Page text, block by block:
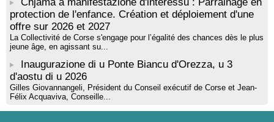
protection de l'enfance. Création et déploiement d'une
offre sur 2026 et 2027
La Collectivité de Corse s'engage pour l’égalité des chances dès le plus
jeune âge, en agissant su...
Inaugurazione di u Ponte Biancu d'Orezza, u 3
d'aostu di u 2026
Gilles Giovannangeli, Président du Conseil exécutif de Corse et Jean-
Félix Acquaviva, Conseille...